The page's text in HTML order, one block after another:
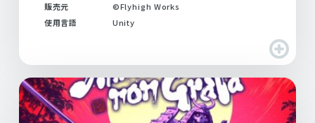
販売元
©Flyhigh Works
使用言語
Unity